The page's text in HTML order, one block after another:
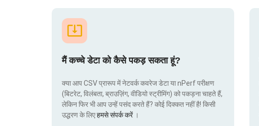
मैं कच्चे डेटा को कैसे पकड़ सकता हूं?
क्या आप CSV प्रारूप में नेटवर्क कवरेज डेटा या nPerf परीक्षण
(बिटरेट, विलंबता, ब्राउज़िंग, वीडियो स्ट्रीमिंग) को पकड़ना चाहते हैं,
लेकिन फिर भी आप उन्हें पसंद करते हैं? कोई दिक्कत नहीं है! किसी
उद्धरण के लिएहमसे संपर्क करें ।